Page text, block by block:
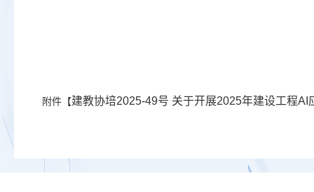
附件【建教协培2025-49号 关于开展2025年建设工程AI